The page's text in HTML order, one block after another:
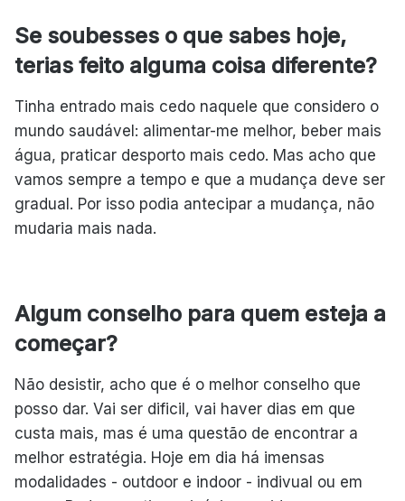
Se soubesses o que sabes hoje,
terias feito alguma coisa diferente?
Tinha entrado mais cedo naquele que considero o
mundo saudável: alimentar-me melhor, beber mais
água, praticar desporto mais cedo. Mas acho que
vamos sempre a tempo e que a mudança deve ser
gradual. Por isso podia antecipar a mudança, não
mudaria mais nada.
Algum conselho para quem esteja a
começar?
Não desistir, acho que é o melhor conselho que
posso dar. Vai ser dificil, vai haver dias em que
custa mais, mas é uma questão de encontrar a
melhor estratégia. Hoje em dia há imensas
modalidades - outdoor e indoor - indivual ou em